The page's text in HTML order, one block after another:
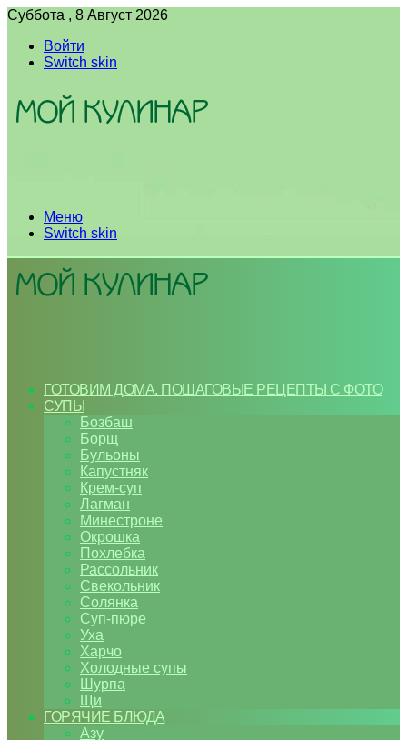
Суббота , 8 Август 2026
Войти
Switch skin
Меню
Switch skin
ГОТОВИМ ДОМА. ПОШАГОВЫЕ РЕЦЕПТЫ С ФОТО
СУПЫ
Бозбаш
Борщ
Бульоны
Капустняк
Крем-суп
Лагман
Минестроне
Окрошка
Похлебка
Рассольник
Свекольник
Солянка
Суп-пюре
Уха
Харчо
Холодные супы
Шурпа
Щи
ГОРЯЧИЕ БЛЮДА
Азу